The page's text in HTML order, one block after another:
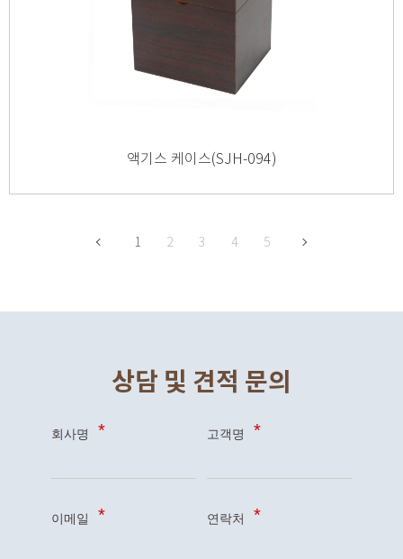
액기스 케이스(SJH-094)
1 2 3 4 5
상담 및 견적 문의
회사명 고객명
이메일 연락처